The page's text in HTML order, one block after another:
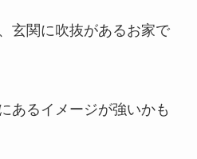
玄関に吹抜があるお家で
あるイメージが強いかも